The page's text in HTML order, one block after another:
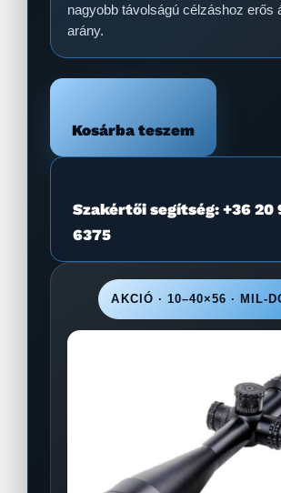
nagyobb távolságú célzáshoz erős
arány.
Kosárba teszem
Szakértői segítség: +36 20
6375
AKCIÓ · 10–40×56 · MIL-